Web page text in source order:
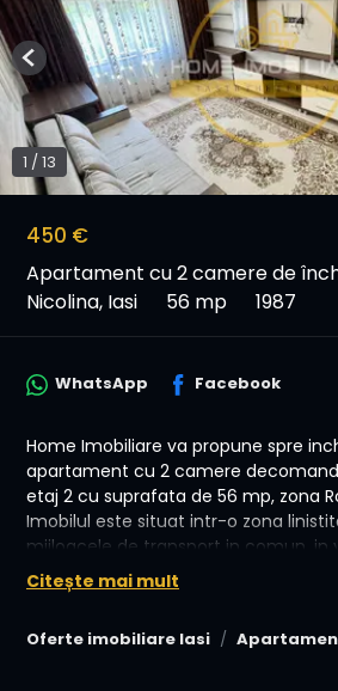
450 €
Apartament cu 2 camere de
Nicolina, Iasi
56 mp 1987
1 / 13
Previous
Oferte imobiliare Iasi
WhatsApp Facebook
Home Imobiliare va propune spre
apartament cu 2 camere
etaj 2 cu suprafata de 56 mp, zona
Imobilul este situat intr-o zona
mijloacele de transport in comun, in
centrelor comerciale, farmaciilor.
Citește mai mult